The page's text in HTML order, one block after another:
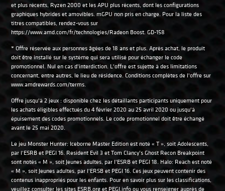
et plus récents, Ryzen 2000 et les APU plus récents, dont les configurations
graphiques hybrides et amovibles. mGPU non pris en charge. Pour la liste des
titres compatibles, rendez-vous sur
https://www.amd.com/fr/technologies/Radeon Boost. GD-158
* Offre réservée aux personnes âgées de 18 ans et plus. Après achat, le produit
doit être installé sur le système qui sera utilisé pour échanger le code
promotionnel. Nul en cas d'interdiction. L'offre est sujette à des limitations
concernant, entre autres, le lieu de résidence. Conditions complètes de l'offre sur
www.amdrewards.com/terms.
Offre jusqu'à 2 jeux : disponible chez les détaillants participants uniquement pour
les achats éligibles effectués du 4 février 2020 au 25 avril 2020 ou jusqu'à
épuisement des codes promotionnels. Le code promotionnel doit être échangé
avant le 25 mai 2020.
Le jeu Monster Hunter: Iceborne Master Edition est noté « T », soit Adolescents,
par l'ESRB et PEGI 16. Resident Evil 3 et Tom Clancy’s Ghost Recon Breakpoint
sont notés « M », soit Jeunes adultes, par l'ESRB et PEGI 18. Halo: Reach est noté
« M », soit Jeunes adultes, par l'ERSB et PEGI 16. Ces jeux peuvent contenir des
contenus inappropriés pour les enfants. Pour en savoir plus sur les classifications,
veuillez consulter les sites ESRB.org et PEGI.info ou vous renseigner auprès de